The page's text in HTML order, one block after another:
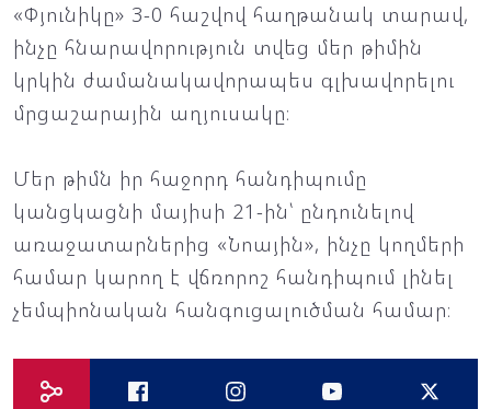
«Փյունիկը» 3-0 հաշվով հաղթանակ տարավ,
ինչը հնարավորություն տվեց մեր թիմին
կրկին ժամանակավորապես գլխավորելու
մրցաշարային աղյուսակը։
Մեր թիմն իր հաջորդ հանդիպումը
կանցկացնի մայիսի 21-ին՝ ընդունելով
առաջատարներից «Նոային», ինչը կողմերի
համար կարող է վճռորոշ հանդիպում լինել
չեմպիոնական հանգուցալուծման համար։